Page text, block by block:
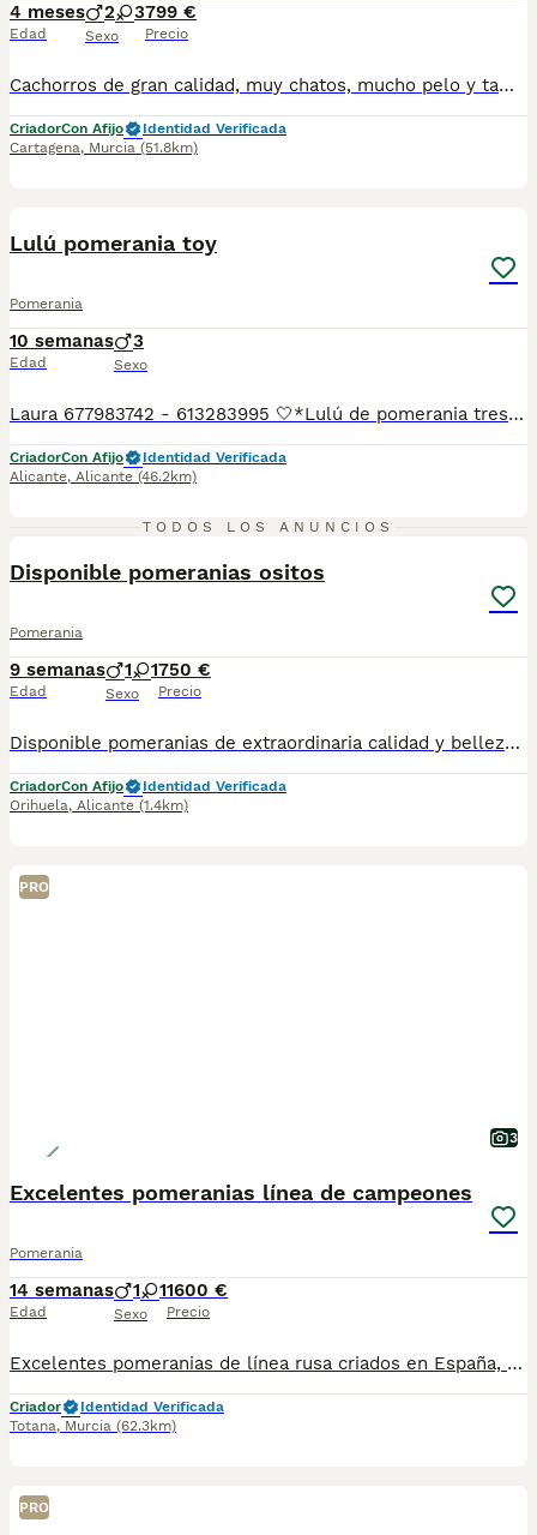
4 meses
Edad
2 3
Sexo
799 €
Precio
Cachorros de gran calidad, muy chatos, mucho pelo y tamaño toy asegurado. Divinos. Una pasada de cachorros.Se entregan vacunados, desparasitados, cartilla oficial y contrato de garantias genéticas. Posibilidad de envio a cualquier punto de España. 688973535 atiendo llamada y WhatsApp. Precio 799 toy, 899 micro toy. Solo gente seria.
CriadorCon Afijo
Identidad Verificada
Cartagena, Murcia (51.8km)
Lulú pomerania toy
Pomerania
10 semanas
Edad
3
Sexo
Laura 677983742 - 613283995 🤍*Lulú de pomerania tres machos impresionantes y muy pequeñines carita de oso con mucho pelo mirar los vídeos*🤍 ¿Buscas un nuevo compañero para tu hogar? ❤️ Tenemos preciosos cachorros listos para encontrar una familia responsable. ✅ Vacunados ✅ Desparasitados ✅ Cartilla sanitaria ✅ Garantías incluidas ✅ Máxima atención y cuidado Se hacen envíos a toda España: Andalucía: Almería, Cádiz, Córdoba, Granada, Huelva, Jaén, Málaga, Sevilla.Aragón: Huesca, Teruel, Zaragoza.Asturias: Oviedo.Baleares: Palma.Canarias: Las Palmas de Gran Canaria, Santa Cruz de Tenerife.Cantabria: Santander.Castilla-La Mancha: Albacete, Ciudad Real, Cuenca, Guadalajara, Toledo.Castilla y León: Ávila, Burgos, León, Palencia, Salamanca, Segovia, Soria, Valladolid, Zamora.Cataluña: Barcelona, Gerona (Girona), Lérida (Lleida), Tarragona.Comunidad Valenciana: Alicante, Castellón de la Plana, Valencia.Extremadura: Badajoz, Cáceres.Galicia: La Coruña (A Coruña), Lugo, Orense (Ourense), Pontevedra.La Rioja: Logroño.Madrid: Madrid.Murcia: Murcia.Navarra: Pamplona.País Vasco: Bilbao (Vizcaya), San Sebastián (Guipúzcoa), Vitoria (Álava). 🐾 Cachorros sanos, sociables y criados con mucho cariño. 📲 ¡Pregunta sin compromiso por disponibilidad, fotos y precios por mensaje privado!
CriadorCon Afijo
Identidad Verificada
Alicante, Alicante (46.2km)
TODOS LOS ANUNCIOS
Disponible pomeranias ositos
Pomerania
9 semanas
Edad
1 1
Sexo
750 €
Precio
Disponible pomeranias de extraordinaria calidad y belleza. Destacan por su tamaño compacto, su abundante y sedoso manto su carita dulce con expresión de bebé y su excelente estructura.
CriadorCon Afijo
Identidad Verificada
Orihuela, Alicante (1.4km)
PRO
3
Excelentes pomeranias línea de campeones
Pomerania
14 semanas
Edad
1 1
Sexo
1600 €
Precio
Excelentes pomeranias de línea rusa criados en España, directamente del criador, sin intermediarios. Familia de campeones de belleza
Criador
Identidad Verificada
Totana, Murcia (62.3km)
PRO